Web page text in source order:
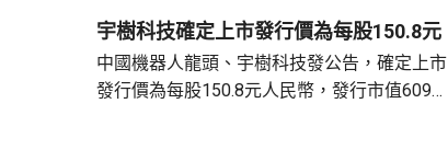
宇樹科技確定上市發行價為每股150.8元
中國機器人龍頭、宇樹科技發公告，確定上市
發行價為每股150.8元人民幣，發行市值609億